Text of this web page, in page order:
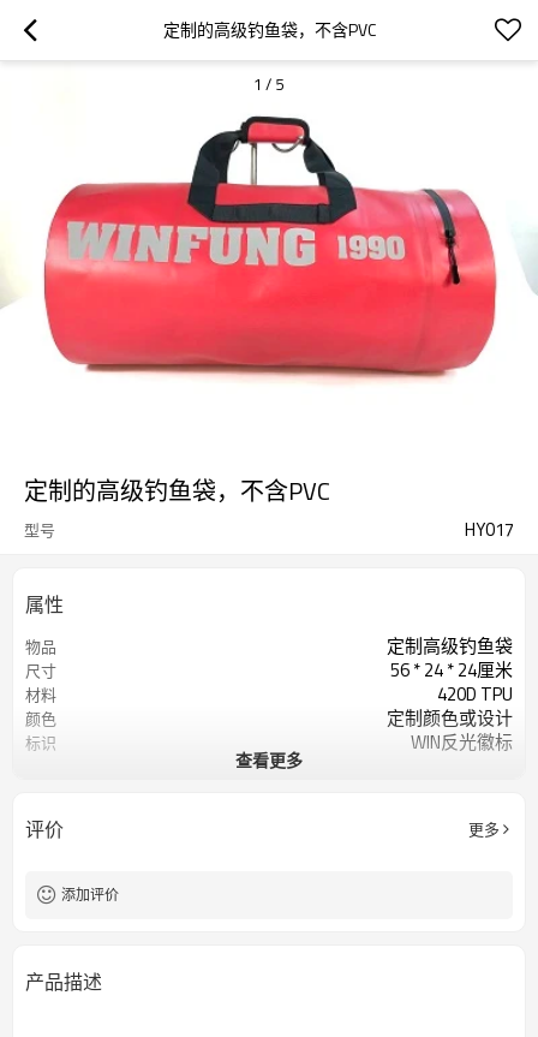
定制的高级钓鱼袋，不含PVC
1 / 5
定制的高级钓鱼袋，不含PVC
型号 HY017
属性
物品 定制高级钓鱼袋
尺寸 56 * 24 * 24厘米
材料 420D TPU
颜色 定制颜色或设计
标识 WIN反光徽标
查看更多
评价 更多
添加评价
产品描述